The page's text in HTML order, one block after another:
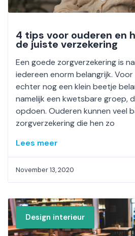
4 tips voor ouderen en
de juiste verzekering
Een goede zorgverzekering is
iedereen enorm belangrijk.
echter nog een klein beetje
namelijk een kwetsbare groep,
opdoen. Ouderen kunnen veel
zorgverzekering die hen zo
Lees meer
November 13, 2020
Design interieur